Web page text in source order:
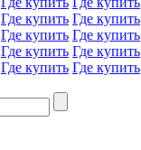
Где купить Где купить
Где купить Где купить
Где купить Где купить
Где купить Где купить